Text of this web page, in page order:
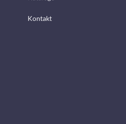
Kontakt